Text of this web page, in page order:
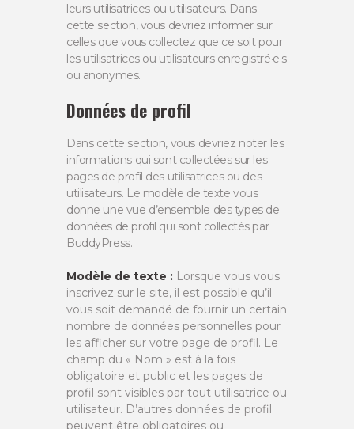
leurs utilisatrices ou utilisateurs. Dans
cette section, vous devriez informer sur
celles que vous collectez que ce soit pour
les utilisatrices ou utilisateurs enregistré·e·s
ou anonymes.
Données de profil
Dans cette section, vous devriez noter les
informations qui sont collectées sur les
pages de profil des utilisatrices ou des
utilisateurs. Le modèle de texte vous
donne une vue d’ensemble des types de
données de profil qui sont collectés par
BuddyPress.
Modèle de texte : Lorsque vous vous
inscrivez sur le site, il est possible qu’il
vous soit demandé de fournir un certain
nombre de données personnelles pour
les afficher sur votre page de profil. Le
champ du « Nom » est à la fois
obligatoire et public et les pages de
profil sont visibles par tout utilisatrice ou
utilisateur. D’autres données de profil
peuvent être obligatoires ou